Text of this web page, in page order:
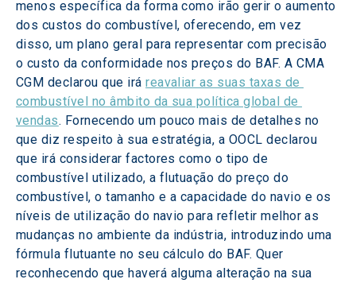
menos específica da forma como irão gerir o aumento
dos custos do combustível, oferecendo, em vez
disso, um plano geral para representar com precisão
o custo da conformidade nos preços do BAF. A CMA
CGM declarou que irá reavaliar as suas taxas de
combustível no âmbito da sua política global de
vendas. Fornecendo um pouco mais de detalhes no
que diz respeito à sua estratégia, a OOCL declarou
que irá considerar factores como o tipo de
combustível utilizado, a flutuação do preço do
combustível, o tamanho e a capacidade do navio e os
níveis de utilização do navio para refletir melhor as
mudanças no ambiente da indústria, introduzindo uma
fórmula flutuante no seu cálculo do BAF. Quer
reconhecendo que haverá alguma alteração na sua